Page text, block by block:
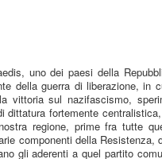
uno dei paesi della
della guerra di liberazione, in
vittoria sul nazifascismo,
dittatura fortemente
regione, prime fra tutte
componenti della Resistenza,
gli aderenti a quel partito